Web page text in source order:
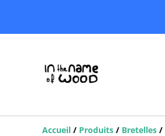
Accueil / Produits / Bretelles /